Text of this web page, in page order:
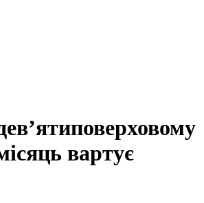
вартує